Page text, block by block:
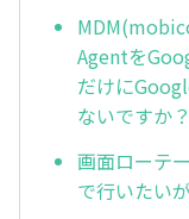
Agentを
だけに
ないですか？
画面ローテ
で行いたい